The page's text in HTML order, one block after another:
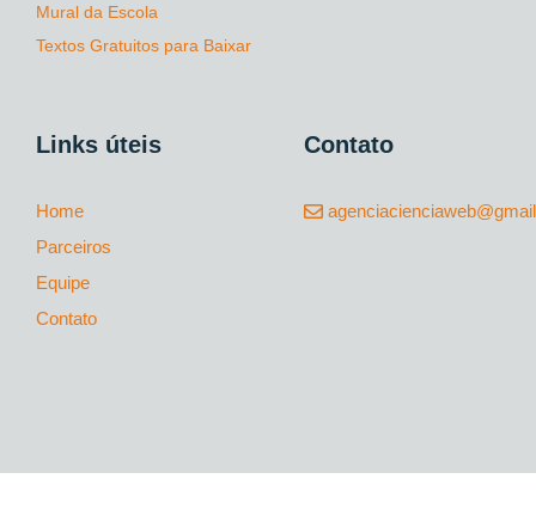
Mural da Escola
Textos Gratuitos para Baixar
Links úteis
Home
Parceiros
Equipe
Contato
Contato